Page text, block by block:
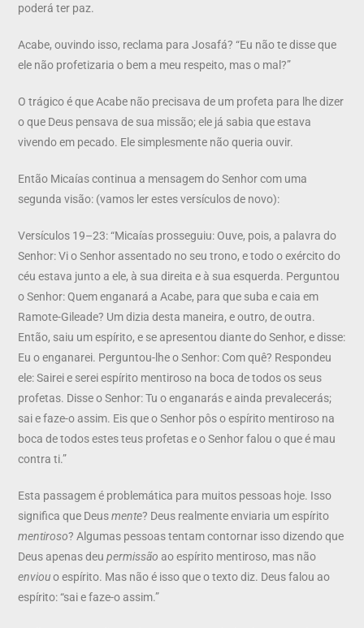
poderá ter paz.
Acabe, ouvindo isso, reclama para Josafá? “Eu não te disse que
ele não profetizaria o bem a meu respeito, mas o mal?”
O trágico é que Acabe não precisava de um profeta para lhe dizer
o que Deus pensava de sua missão; ele já sabia que estava
vivendo em pecado. Ele simplesmente não queria ouvir.
Então Micaías continua a mensagem do Senhor com uma
segunda visão: (vamos ler estes versículos de novo):
Versículos 19–23: “Micaías prosseguiu: Ouve, pois, a palavra do
Senhor: Vi o Senhor assentado no seu trono, e todo o exército do
céu estava junto a ele, à sua direita e à sua esquerda. Perguntou
o Senhor: Quem enganará a Acabe, para que suba e caia em
Ramote-Gileade? Um dizia desta maneira, e outro, de outra.
Então, saiu um espírito, e se apresentou diante do Senhor, e disse:
Eu o enganarei. Perguntou-lhe o Senhor: Com quê? Respondeu
ele: Sairei e serei espírito mentiroso na boca de todos os seus
profetas. Disse o Senhor: Tu o enganarás e ainda prevalecerás;
sai e faze-o assim. Eis que o Senhor pôs o espírito mentiroso na
boca de todos estes teus profetas e o Senhor falou o que é mau
contra ti.”
Esta passagem é problemática para muitos pessoas hoje. Isso
significa que Deusmente? Deus realmente enviaria um espírito
mentiroso? Algumas pessoas tentam contornar isso dizendo que
Deus apenas deupermissão ao espírito mentiroso, mas não
enviouo espírito. Mas não é isso que o texto diz. Deus falou ao
espírito: “sai e faze-o assim.”